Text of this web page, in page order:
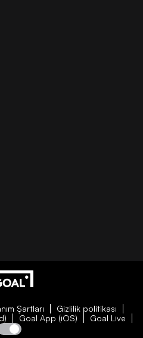
Şartları
Gizlilik politikası
Goal App (iOS) Goal Live